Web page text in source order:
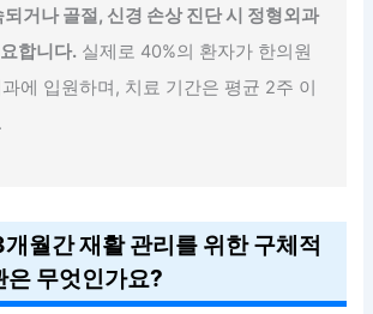
거나 골절, 신경 손상 진단 시 정형외과
합니다. 실제로 40%의 환자가 한의원
에 입원하며, 치료 기간은 평균 2주 이
월간 재활 관리를 위한 구체적
은 무엇인가요?